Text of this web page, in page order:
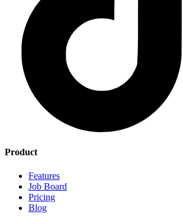
Product
Features
Job Board
Pricing
Blog